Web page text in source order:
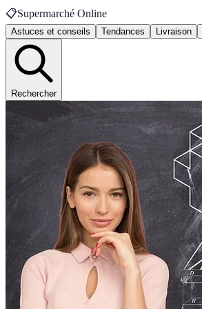
📋Supermarché Online
Astuces et conseils Tendances Livraison
Rechercher